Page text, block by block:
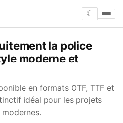
☾
la police
moderne et
en formats OTF, TTF et
idéal pour les projets